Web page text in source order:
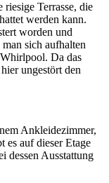
riesige Terrasse, die
werden kann.
worden und
sich aufhalten
Da das
ungestört den
Ankleidezimmer,
es auf dieser Etage
dessen Ausstattung